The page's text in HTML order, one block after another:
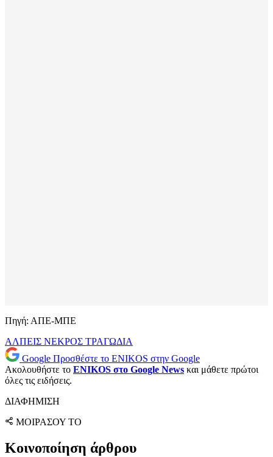
Πηγή: ΑΠΕ-ΜΠΕ
ΑΛΠΕΙΣ ΝΕΚΡΟΣ ΤΡΑΓΩΔΙΑ
Google Προσθέστε το ENIKOS στην Google
Ακολουθήστε το ENIKOS στο Google News και μάθετε πρώτοι
όλες τις ειδήσεις.
ΔΙΑΦΗΜΙΣΗ
ΜΟΙΡΑΣΟΥ ΤΟ
Κοινοποίηση άρθρου